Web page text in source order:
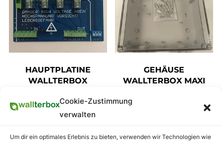
Cookie-Zustimmung
verwalten
Um dir ein optimales Erlebnis zu bieten, verwenden wir Technologien wie
HAUPTPLATINE
WALLTERBOX
inkl. MwSt (19%), zzgl
Versand
GEHÄUSE
WALLTERBOX MAXI